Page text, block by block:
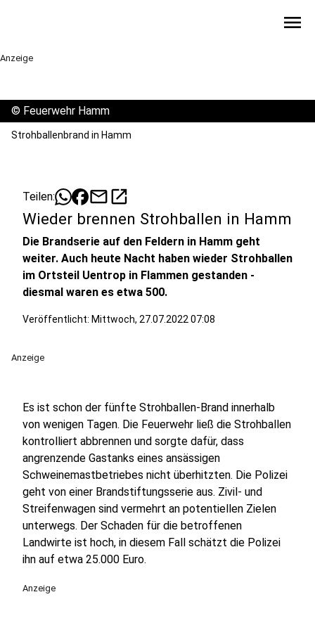
menu
Anzeige
© Feuerwehr Hamm
Strohballenbrand in Hamm
Teilen: mailopen_in_new
Wieder brennen Strohballen in Hamm
Die Brandserie auf den Feldern in Hamm geht
weiter. Auch heute Nacht haben wieder Strohballen
im Ortsteil Uentrop in Flammen gestanden -
diesmal waren es etwa 500.
Veröffentlicht: Mittwoch, 27.07.2022 07:08
Anzeige
Es ist schon der fünfte Strohballen-Brand innerhalb
von wenigen Tagen. Die Feuerwehr ließ die Strohballen
kontrolliert abbrennen und sorgte dafür, dass
angrenzende Gastanks eines ansässigen
Schweinemastbetriebes nicht überhitzten. Die Polizei
geht von einer Brandstiftungsserie aus. Zivil- und
Streifenwagen sind vermehrt an potentiellen Zielen
unterwegs. Der Schaden für die betroffenen
Landwirte ist hoch, in diesem Fall schätzt die Polizei
ihn auf etwa 25.000 Euro.
Anzeige